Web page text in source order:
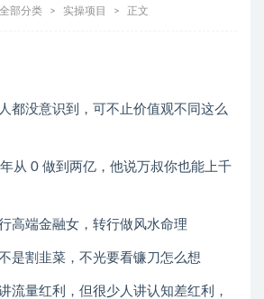
全部分类 实操项目 正文
都没意识到，可不止价值观不同这么
从 0 做到两亿，他说万叔你也能上千
高端金融女，转行做风水命理
是割韭菜，不光要看镰刀怎么想
流量红利，但很少人讲认知差红利，